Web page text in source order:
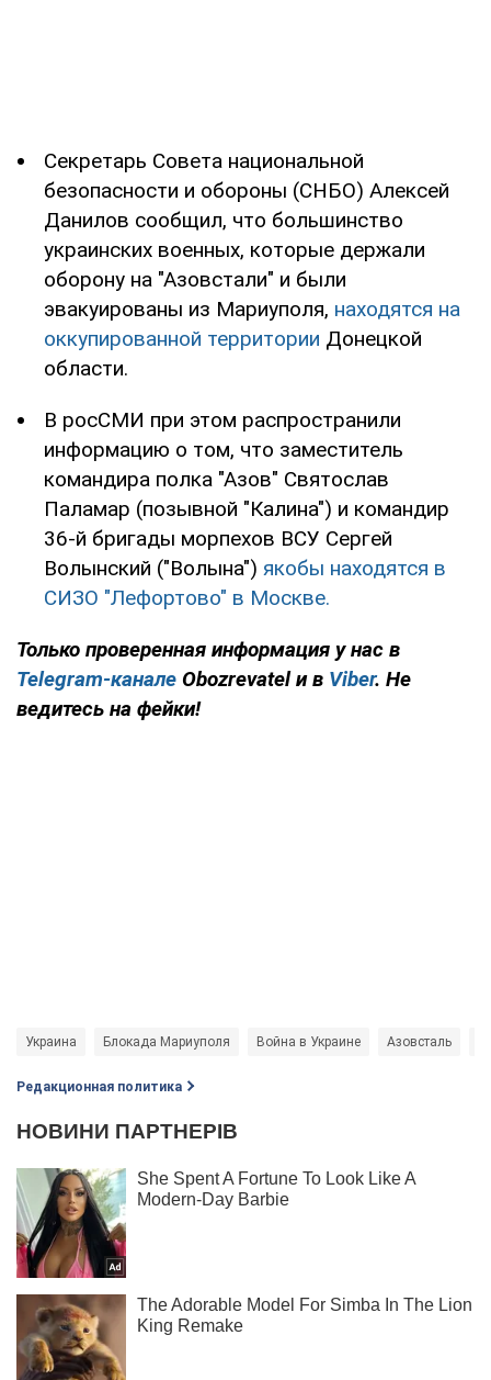
Секретарь Совета национальной
безопасности и обороны (СНБО) Алексей
Данилов сообщил, что большинство
украинских военных, которые держали
оборону на "Азовстали" и были
эвакуированы из Мариуполя, находятся на
оккупированной территории Донецкой
области.
В росСМИ при этом распространили
информацию о том, что заместитель
командира полка "Азов" Святослав
Паламар (позывной "Калина") и командир
36-й бригады морпехов ВСУ Сергей
Волынский ("Волына") якобы находятся в
СИЗО "Лефортово" в Москве.
Только проверенная информация у нас в
Telegram-канале Obozrevatel и в Viber. Не
ведитесь на фейки!
Украина Блокада Мариуполя Война в Украине Азовсталь
Редакционная политика